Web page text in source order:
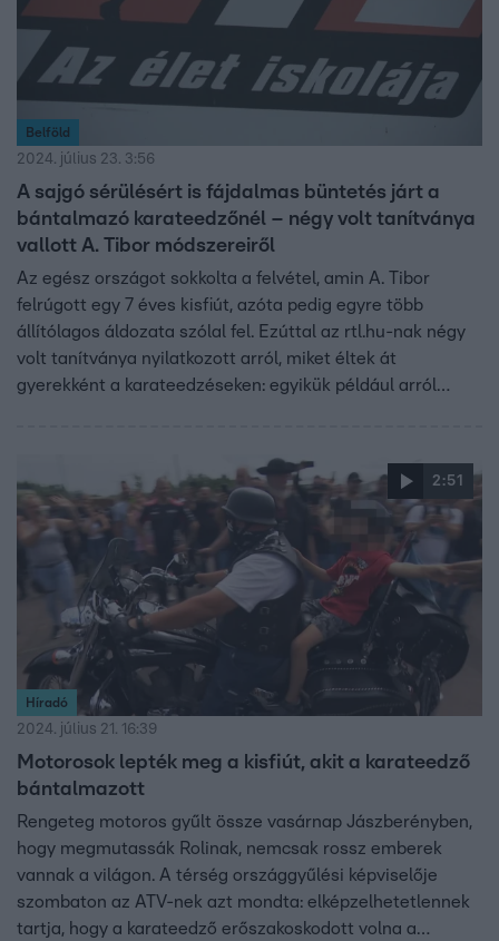
Belföld
2024. július 23. 3:56
A sajgó sérülésért is fájdalmas büntetés járt a
bántalmazó karateedzőnél – négy volt tanítványa
vallott A. Tibor módszereiről
Az egész országot sokkolta a felvétel, amin A. Tibor
felrúgott egy 7 éves kisfiút, azóta pedig egyre több
állítólagos áldozata szólal fel. Ezúttal az rtl.hu-nak négy
volt tanítványa nyilatkozott arról, miket éltek át
gyerekként a karateedzéseken: egyikük például arról
sokszor sírva, félve mentek az edzésekre, egy tanítvány
pedig felidézte, hogy egy véletlen rúgásért úgy
gyomorszájon rúgta az edző, hogy elrepült, és a földön
maradt.
2:51
Híradó
2024. július 21. 16:39
Motorosok lepték meg a kisfiút, akit a karateedző
bántalmazott
Rengeteg motoros gyűlt össze vasárnap Jászberényben,
hogy megmutassák Rolinak, nemcsak rossz emberek
vannak a világon. A térség országgyűlési képviselője
szombaton az ATV-nek azt mondta: elképzelhetetlennek
tartja, hogy a karateedző erőszakoskodott volna a